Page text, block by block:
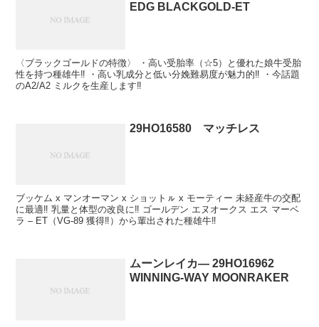
EDG BLACKGOLD-ET
〈ブラックゴールドの特徴〉 ・高い受胎率（☆5）と優れた娘牛受胎
性を持つ種雄牛‼ ・高い乳成分と低い分娩難易度が魅力的‼ ・今話題
のA2/A2 ミルクを生産します‼
29HO16580 マッチレス
ブッケム x マンオーマン x ショットㇽ x モーティー 未経産牛の交配
に最適‼ 乳量と体型の改良に‼ ゴールデン エヌオークス エス マーベ
ラ – ET（VG-89 獲得‼）から輩出された種雄牛‼
ムーンレイカ― 29HO16962
WINNING-WAY MOONRAKER